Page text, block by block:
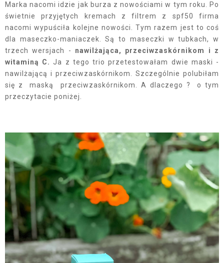
Marka nacomi idzie jak burza z nowościami w tym roku. Po
świetnie przyjętych kremach z filtrem z spf50 firma
nacomi wypuściła kolejne nowości. Tym razem jest to coś
dla maseczko-maniaczek. Są to maseczki w tubkach, w
trzech wersjach - nawilżająca, przeciwzaskórnikom i z
witaminą C. Ja z tego trio przetestowałam dwie maski -
nawilżającą i przeciwzaskórnikom. Szczególnie polubiłam
się z maską przeciwzaskórnikom. A dlaczego ? o tym
przeczytacie poniżej.